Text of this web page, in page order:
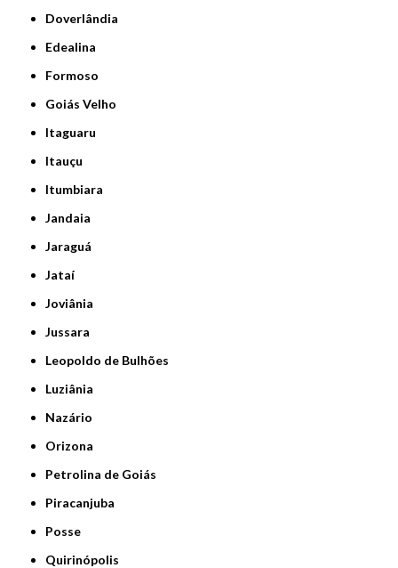
Doverlândia
Edealina
Formoso
Goiás Velho
Itaguaru
Itauçu
Itumbiara
Jandaia
Jaraguá
Jataí
Joviânia
Jussara
Leopoldo de Bulhões
Luziânia
Nazário
Orizona
Petrolina de Goiás
Piracanjuba
Posse
Quirinópolis